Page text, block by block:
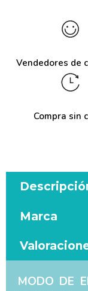
Vendedores de
Compra sin
Marca
MODO DE